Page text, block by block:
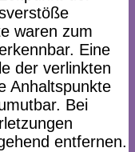
waren zum
Eine
der verlinkten
Anhaltspunkte
Bei
entfernen.